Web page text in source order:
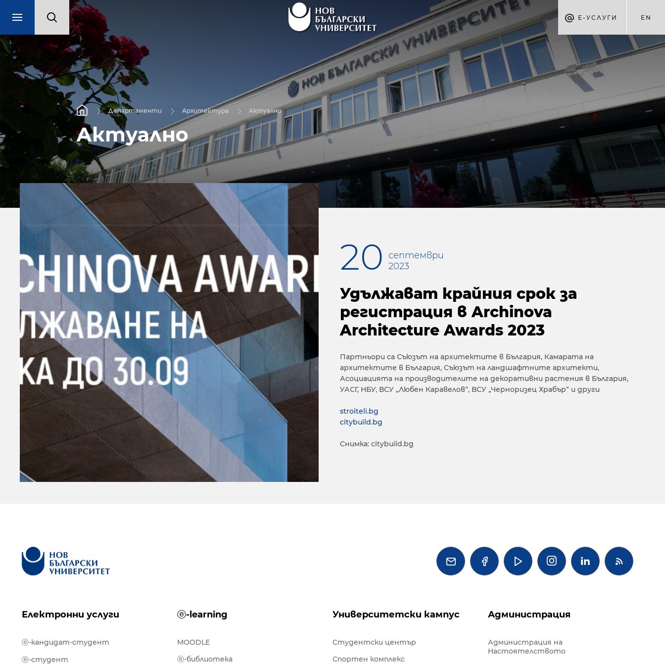
Е-УСЛУГИ EN
Департаменти Архитектура Актуално
Актуално
20
септември
2023
Удължават крайния срок за
регистрация в Archinova
Architecture Awards 2023
Партньори са Съюзът на архитектите в България, Камарата на
архитектите в България, Съюзът на ландшафтните архитекти,
Асоциацията на производителите на декоративни растения в България,
УАСГ, НБУ, ВСУ „Любен Каравелов“, ВСУ „Черноризец Храбър“ и други
stroiteli.bg
citybuild.bg
Снимка: citybuild.bg
   
Електронни услуги ⓔ-learning Университетски кампус Администрация
ⓔ-кандидат-студент
ⓔ-студент
MOODLE
ⓔ-библиотека
Студентски център
Спортен комплекс
Администрация на
Настоятелството